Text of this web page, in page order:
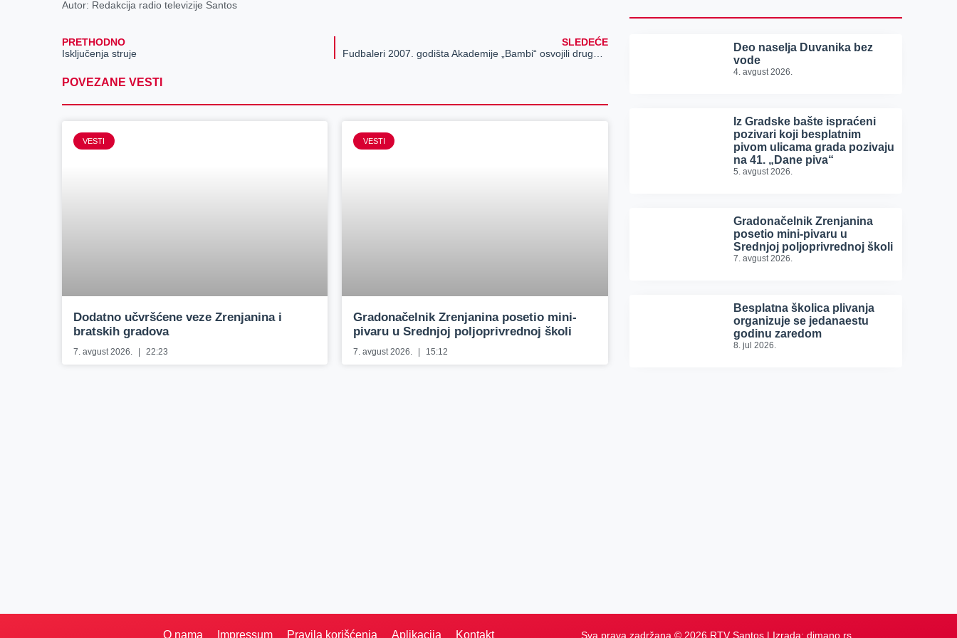
Autor: Redakcija radio televizije Santos
PRETHODNO
Isključenja struje
SLEDEĆE
POVEZANE VESTI
VESTI
Dodatno učvršćene veze Zrenjanina i
bratskih gradova
7. avgust 2026. 22:23
VESTI
Gradonačelnik Zrenjanina posetio mini-
pivaru u Srednjoj poljoprivrednoj školi
7. avgust 2026. 15:12
Deo naselja Duvanika bez
vode
4. avgust 2026.
Iz Gradske bašte ispraćeni
pozivari koji besplatnim
pivom ulicama grada pozivaju
na 41. „Dane piva“
5. avgust 2026.
Gradonačelnik Zrenjanina
posetio mini-pivaru u
Srednjoj poljoprivrednoj školi
7. avgust 2026.
Besplatna školica plivanja
organizuje se jedanaestu
godinu zaredom
8. jul 2026.
O nama Impressum Pravila korišćenja Aplikacija Kontakt Sva prava zadržana © 2026 RTV Santos | Izrada: dimano.rs